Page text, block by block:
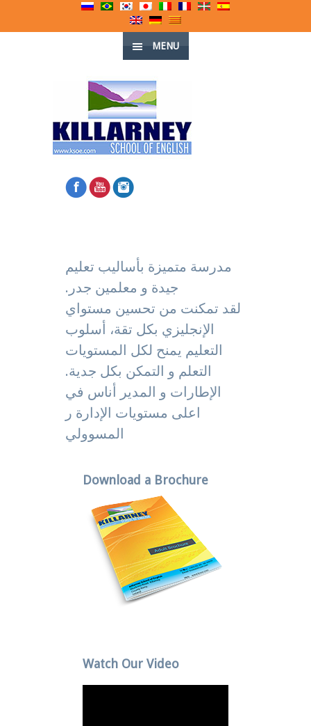
MENU
مدرسة متميزة بأساليب تعليم
جيدة و معلمين جدر.
لقد تمكنت من تحسين مستواي
الإنجليزي بكل تقة، أسلوب
التعليم يمنح لكل المستويات
التعلم و التمكن بكل جدية.
الإطارات و المدير أناس في
اعلى مستويات الإدارة ر
المسوولي
Download a Brochure
Watch Our Video